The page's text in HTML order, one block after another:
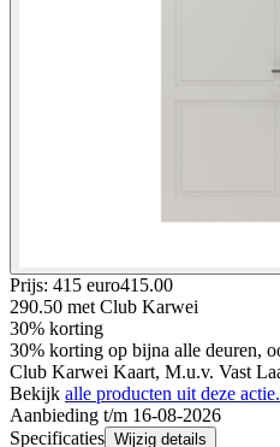
Prijs: 415 euro415.00
290.50 met Club Karwei
30% korting
30% korting op bijna alle deuren,
Club Karwei Kaart, M.u.v. Vast
Bekijk alle producten uit deze actie.
Aanbieding t/m 16-08-2026
Specificaties Wijzig details